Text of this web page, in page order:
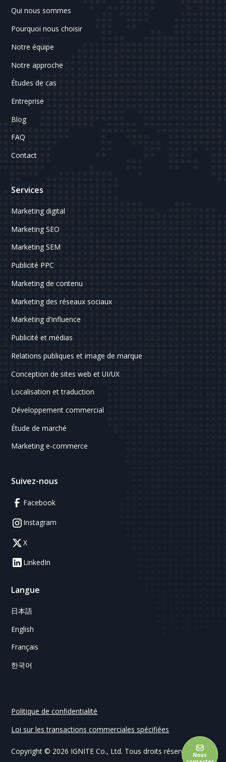
Qui nous sommes
Pourquoi nous choisir
Notre équipe
Notre approche
Études de cas
Entreprise
Blog
FAQ
Contact
Services
Marketing digital
Marketing SEO
Marketing SEM
Publicité PPC
Marketing de contenu
Marketing des réseaux sociaux
Marketing d'influence
Publicité et médias
Relations publiques et image de marque
Conception de sites web et UI/UX
Localisation et traduction
Développement commercial
Étude de marché
Marketing e-commerce
Suivez-nous
Facebook
Instagram
X
LinkedIn
Langue
日本語
English
Français
한국어
Copyright © 2026 IGNITE Co., Ltd. Tous droits réservés.
Politique de confidentialité
Loi sur les transactions commerciales spécifiées
Nous